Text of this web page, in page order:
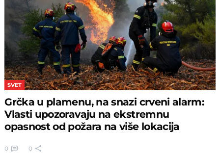
SVET
Grčka u plamenu, na snazi crveni alarm:
Vlasti upozoravaju na ekstremnu
opasnost od požara na više lokacija
0 0